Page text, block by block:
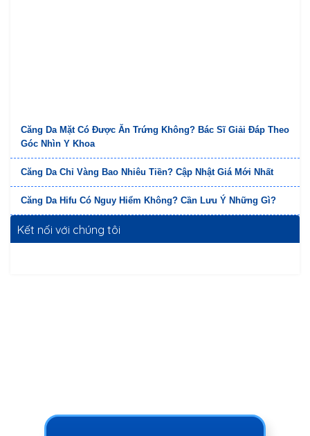
Căng Da Mặt Có Được Ăn Trứng Không? Bác Sĩ Giải Đáp Theo
Góc Nhìn Y Khoa
Căng Da Chỉ Vàng Bao Nhiêu Tiền? Cập Nhật Giá Mới Nhất
Căng Da Hifu Có Nguy Hiểm Không? Cần Lưu Ý Những Gì?
Kết nối với chúng tôi